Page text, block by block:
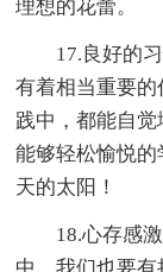
理想的花蕾。
17.良好的习
有着相当重要
践中，都能自
能够轻松愉悦
天的太阳！
18.心存感激